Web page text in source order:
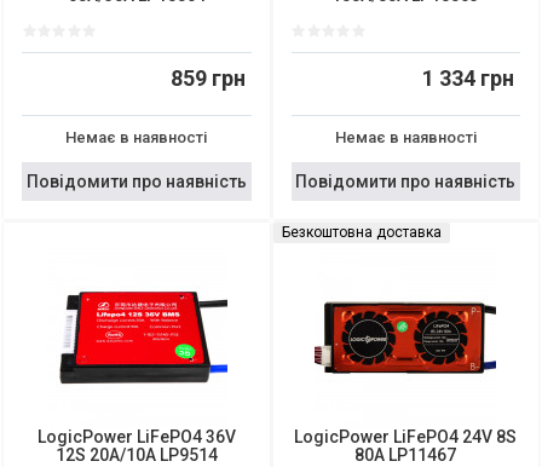
859 грн
Немає в наявності
Повідомити про наявність
1 334 грн
Немає в наявності
Повідомити про наявність
LogicPower LiFePO4 36V
12S 20A/10A LP9514
Безкоштовна доставка
LogicPower LiFePO4 24V 8S
80A LP11467